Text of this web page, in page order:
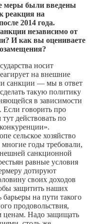
меры были введены
реакция на
2014 года.
независимо от
И как вы оцениваете
носит
на внешние
санкции — мы в ответ
такую политику
в зависимости
говорить про
действовать по
сельское хозяйство
годы требовали,
санкционной
равные условия
дотируют
своих доходов
защитить наших
барьеры на пути такого
продовольствия,
Надо защищать